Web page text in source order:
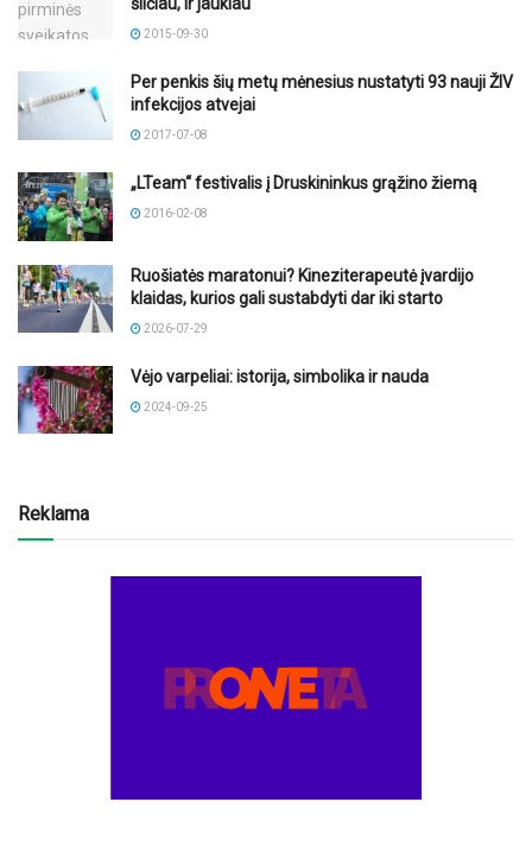
šilčiau, ir jaukiau
2015-09-30
Per penkis šių metų mėnesius nustatyti 93 nauji ŽIV
infekcijos atvejai
2017-07-08
„LTeam“ festivalis į Druskininkus grąžino žiemą
2016-02-08
Ruošiatės maratonui? Kineziterapeutė įvardijo
klaidas, kurios gali sustabdyti dar iki starto
2026-07-29
Vėjo varpeliai: istorija, simbolika ir nauda
2024-09-25
Reklama